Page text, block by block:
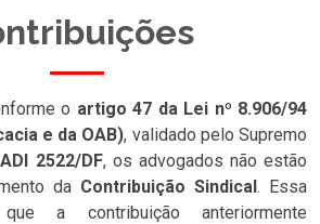
o artigo 47 da Lei nº 8.906/94
e da OAB), validado pelo Supremo
ADI 2522/DF, os advogados não estão
da Contribuição Sindical. Essa
a contribuição anteriormente